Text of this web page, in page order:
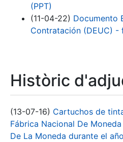
(PPT)
(11-04-22) Documento
Contratación (DEUC) -
Històric
(13-07-16) Cartuchos de
Fábrica Nacional De
De La Moneda durante el